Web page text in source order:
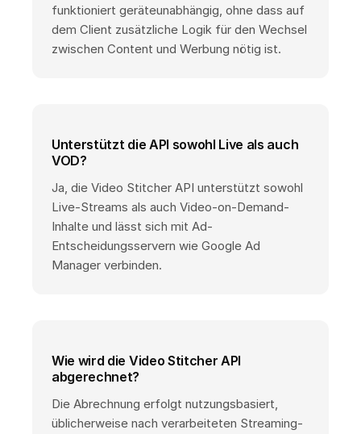
funktioniert geräteunabhängig, ohne dass auf
dem Client zusätzliche Logik für den Wechsel
zwischen Content und Werbung nötig ist.
Unterstützt die API sowohl Live als auch
VOD?
Ja, die Video Stitcher API unterstützt sowohl
Live-Streams als auch Video-on-Demand-
Inhalte und lässt sich mit Ad-
Entscheidungsservern wie Google Ad
Manager verbinden.
Wie wird die Video Stitcher API
abgerechnet?
Die Abrechnung erfolgt nutzungsbasiert,
üblicherweise nach verarbeiteten Streaming-